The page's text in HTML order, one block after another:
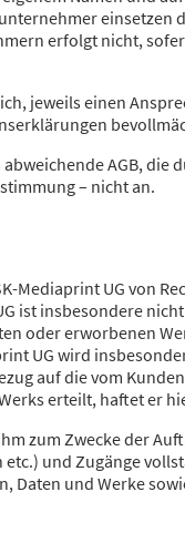
erfolgt nicht,
jeweils einen
AGB,
– nicht an.
Mediaprint UG von
ist insbesondere
oder erworbenen
UG wird
auf die vom
erteilt, haftet er
zum Zwecke der
und Zugänge
und Werke